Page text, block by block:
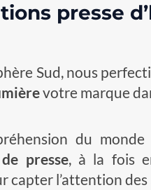
presse
Sud, nous
votre marque
du
presse, à la fois
capter l’attention